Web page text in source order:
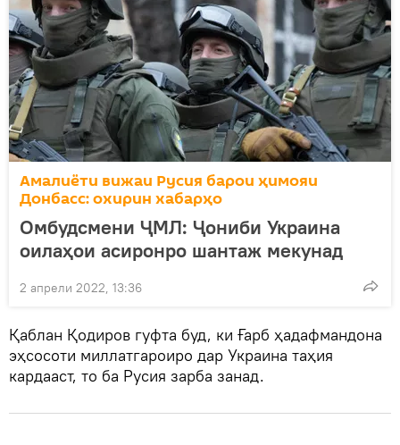
Амалиёти вижаи Русия барои ҳимояи
Донбасс: охирин хабарҳо
Омбудсмени ҶМЛ: Ҷониби Украина
оилаҳои асиронро шантаж мекунад
2 апрели 2022, 13:36
Қаблан Қодиров гуфта буд, ки Ғарб ҳадафмандона
эҳсосоти миллатгароиро дар Украина таҳия
кардааст, то ба Русия зарба занад.